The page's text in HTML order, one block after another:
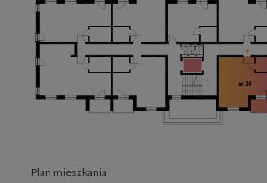
Plan mieszkania